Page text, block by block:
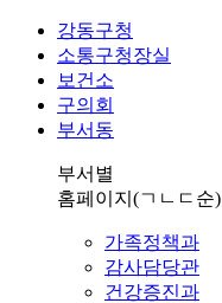
강동구청
소통구청장실
보건소
구의회
부서동
부서별
홈페이지 (ㄱㄴㄷ순)
가족정책과
감사담당관
건강증진과